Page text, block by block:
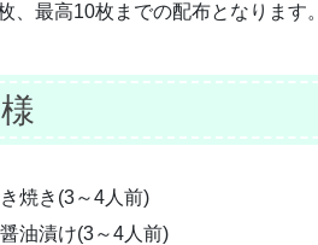
、最高10枚までの配布となります。
焼き(3～4人前)
油漬け(3～4人前)